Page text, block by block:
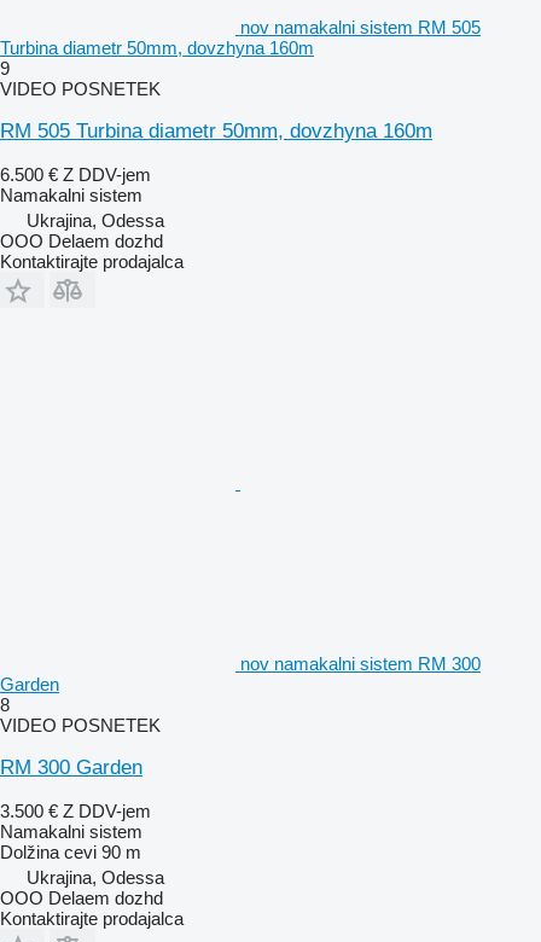
nov namakalni sistem RM 505
Turbina diametr 50mm, dovzhyna 160m
9
VIDEO POSNETEK
RM 505 Turbina diametr 50mm, dovzhyna 160m
6.500 € Z DDV-jem
Namakalni sistem
Ukrajina, Odessa
OOO Delaem dozhd
Kontaktirajte prodajalca
nov namakalni sistem RM 300
Garden
8
VIDEO POSNETEK
RM 300 Garden
3.500 € Z DDV-jem
Namakalni sistem
Dolžina cevi 90 m
Ukrajina, Odessa
OOO Delaem dozhd
Kontaktirajte prodajalca